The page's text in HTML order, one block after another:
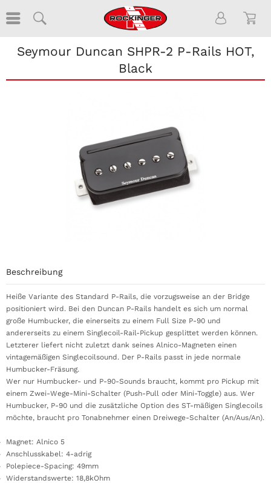
Seymour Duncan SHPR-2 P-Rails HOT,
Black
Beschreibung
Heiße Variante des Standard P-Rails, die vorzugsweise an der Bridge
positioniert wird. Bei den Duncan P-Rails handelt es sich um normal
große Humbucker, die einerseits zu einem Full Size P-90 und
andererseits zu einem Singlecoil-Rail-Pickup gesplittet werden können.
Letzterer liefert nicht zuletzt dank seines Alnico-Magneten einen
vintagemäßigen Singlecoilsound. Der P-Rails passt in jede normale
Humbucker-Fräsung.
Wer nur Humbucker- und P-90-Sounds braucht, kommt pro Pickup mit
einem Zwei-Wege-Mini-Schalter (Push-Pull oder Mini-Toggle) aus. Wer
Humbucker, P-90 und die zusätzliche Option des ST-mäßigen Singlecoils
möchte, braucht pro Tonabnehmer einen Dreiwege-Schalter (An/Aus/An).
Magnet: Alnico 5
Anschlusskabel: 4-adrig
Polepiece-Spacing: 49mm
Widerstandswerte: 18,8kOhm